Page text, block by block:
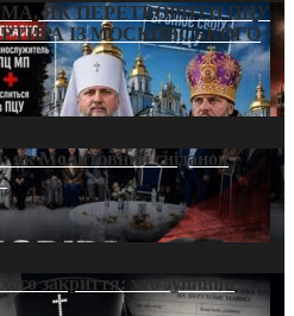
ЯК ПЕРЕТВОРИТИ ПЦУ
ІЗ МОСКОВСЬКОГО
як Молитовний сніданок
закриття: хто зупинив